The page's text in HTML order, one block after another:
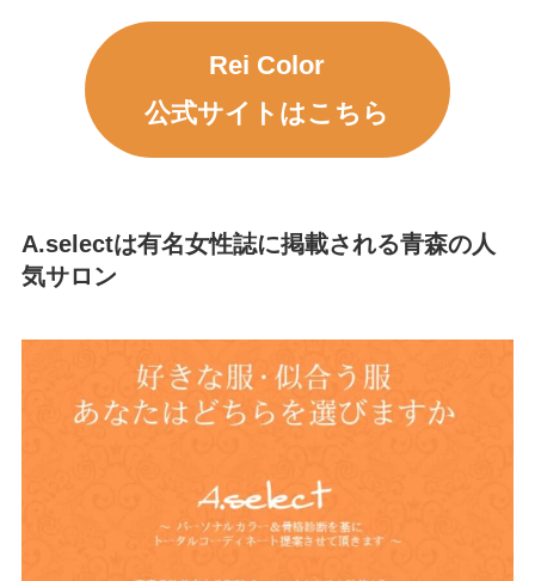
Rei Color
公式サイトはこちら
A.selectは有名女性誌に掲載される青森の人
気サロン